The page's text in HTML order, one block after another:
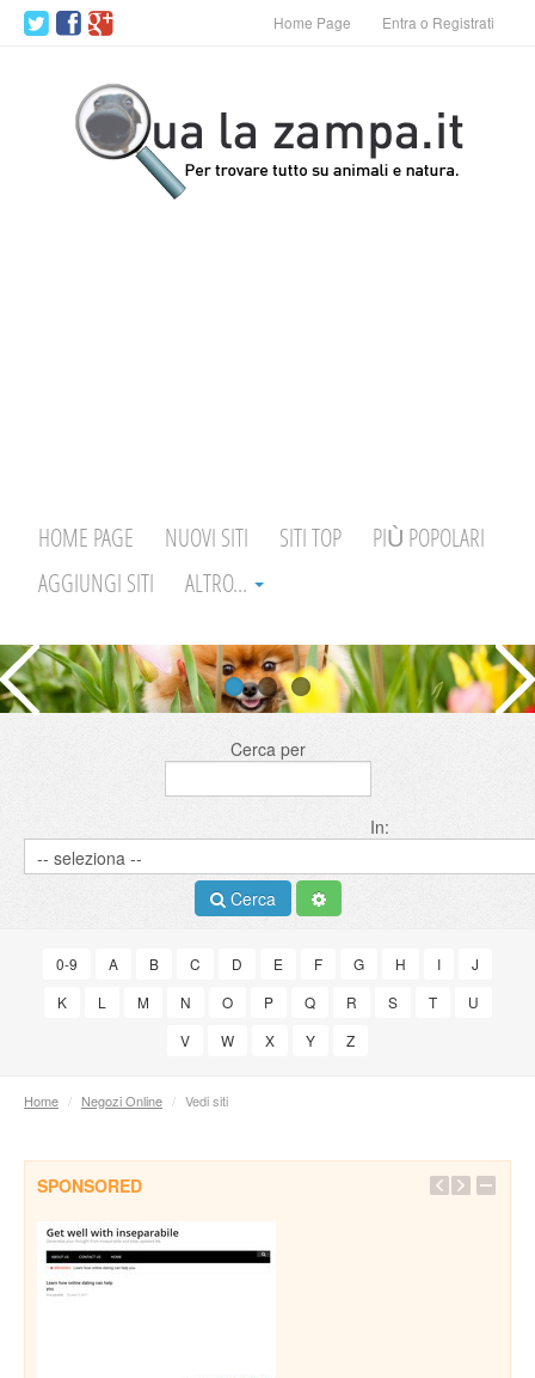
Home Page Entra o Registrati
HOME PAGE NUOVI SITI SITI TOP
PIÙ POPOLARI
AGGIUNGI SITI
ALTRO...
Cerca per
In:
Cerca
0-9 A B C D E F G H I
J
K
L M N O P Q R S T
U
V
W X Y Z
Home / Negozi Online / Vedi siti
SPONSORED